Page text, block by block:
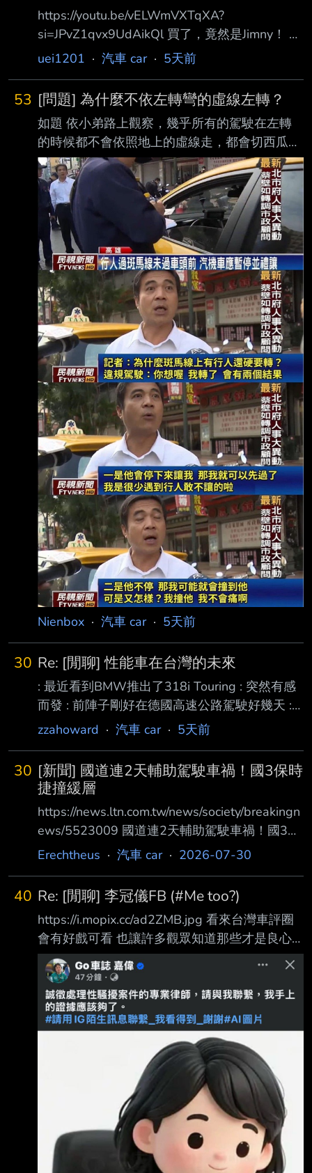
https://youtu.be/vELWmVXTqXA?
si=JPvZ1qvx9UdAikQl 買了，竟然是Jimny！ 影
片內有原因，多慧在韓國是開Jeep，在台灣就買
了，這樣不怕被私生飯跟蹤嗎？ 話說真的蠻多
年輕女生開Jimny的，有沒有車主本人來說說魅
力在哪裡啊？ --
uei1201 · 汽車 car· 5天前
53 [問題] 為什麼不依左轉彎的虛線左轉？
如題 依小弟路上觀察，幾乎所有的駕駛在左轉
的時候都不會依照地上的虛線走，都會切西瓜。
好奇大家都是什麼原因不沿著線走呢？ 是因為
覺得畫的太爛，還是單純沒看到地上有劃線呢？
討論討論 --
Nienbox · 汽車 car· 5天前
30 Re: [閒聊] 性能車在台灣的未來
: 最近看到BMW推出了318i Touring : 突然有感
而發 : 前陣子剛好在德國高速公路駕駛好幾天 :
在無限速路段上 盡情踩油門奔馳的感覺 真的是
覺 因為你只會開直線? 為什麼性能車一定要違規
才能展現性能? 性能車不是馬力大就可以叫性能
車耶，當代性能車哪有這麼簡單 市售產品，除
了少部分為了成本不能堆料外 很多大馬力車款
懸吊和舒適性也都取得不錯的平衡了 美式肌肉
車現在也不只是直線加速機器而已，處理彎道也
很細膩了 (當然和德國車處理的方式不太一樣) 性
zzahoward · 汽車 car· 5天前
30 [新聞] 國道連2天輔助駕駛車禍！國3保時
捷撞緩層
https://news.ltn.com.tw/news/society/breakingn
ews/5523009 國道連2天輔助駕駛車禍！國3保
時捷撞緩撞車 2車修理費驚人 記者陳鳳麗／南投
工緩撞車事故！繼昨日國道6號福特轎車撞緩撞
車後，今天上午國道3號北向230.1K南投路段，
又有開自動輔助系統行駛的保時捷名車， 在內
側車道直衝施工緩撞車，保時捷汽車前半部嚴重
毀損，施工緩撞車也變形，所幸兩車 駕駛都沒
有受傷，惟兩車修理費用高昂，保時捷駕駛這下
荷包大失血。
Erechtheus · 汽車 car· 2026-07-30
40 Re: [閒聊] 李冠儀FB (#Me too?)
https://i.mopix.cc/ad2ZMB.jpg 看來台灣車評圈
會有好戲可看 也讓許多觀眾知道那些才是良心
車評 大家猜的那位艾大大 之前也都在暗酸嘉偉
哥是車評領最多資源拿滿滿 大家準備好爆米花
看下去 --